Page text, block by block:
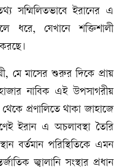
সম্মিলিতভাবে ইরানের এ
ধরে, যেখানে শক্তিশালী
মে মাসের শুরুর দিকে প্রায়
নাবিক এই উপসাগরীয়
প্রণালিতে থাকা জাহাজে
ইরান এ অচলাবস্থা তৈরি
বর্তমান পরিস্থিতিকে এমন
জ্বালানি সংস্থার প্রধান